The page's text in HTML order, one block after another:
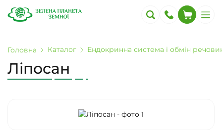
Головна Каталог Ендокринна система і обмін
Ліпосан